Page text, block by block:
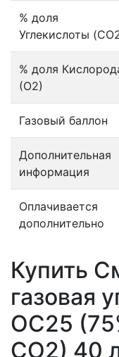
% доля
Углекислоты
% доля
(О2)
Газовый баллон
Дополнительная
информация
Оплачивается
дополнительно
Купить
газовая
OC25
CO2) 40